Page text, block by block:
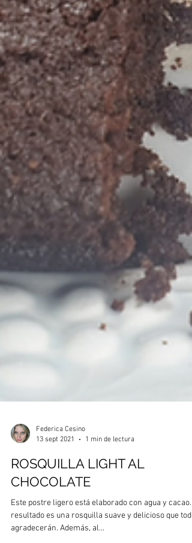
Federica Cesino
13 sept 2021
1 min de lectura
ROSQUILLA LIGHT AL
CHOCOLATE